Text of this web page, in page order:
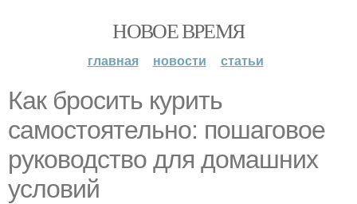
НОВОЕ ВРЕМЯ
главная новости статьи
Как бросить курить
самостоятельно: пошаговое
руководство для домашних
условий